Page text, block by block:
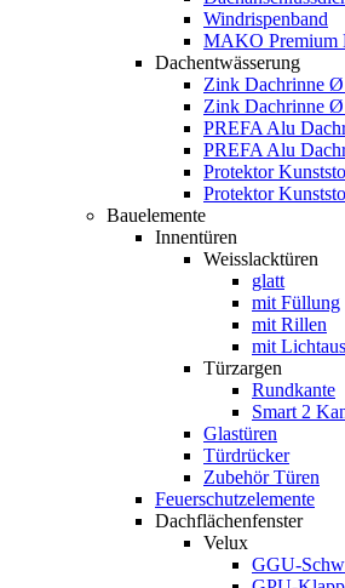
Windrispenband
MAKO Premium
Dachentwässerung
Zink Dachrinne
Zink Dachrinne
PREFA Alu
PREFA Alu
Protektor
Protektor
Bauelemente
Innentüren
Weisslacktüren
glatt
mit Füllung
mit Rillen
mit
Türzargen
Rundkante
Smart 2
Glastüren
Türdrücker
Zubehör Türen
Feuerschutzelemente
Dachflächenfenster
Velux
GGU-